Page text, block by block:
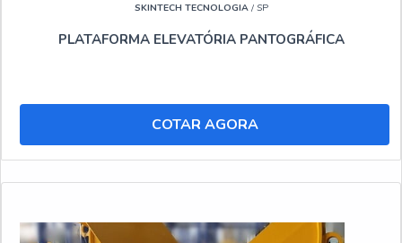
SKINTECH TECNOLOGIA/ SP
PLATAFORMA ELEVATÓRIA PANTOGRÁFICA
COTAR AGORA